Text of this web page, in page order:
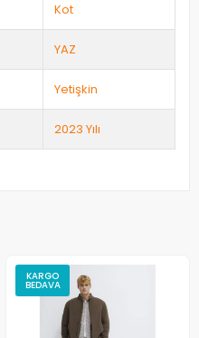
Kot
YAZ
Yetişkin
2023 Yılı
KARGO
BEDAVA